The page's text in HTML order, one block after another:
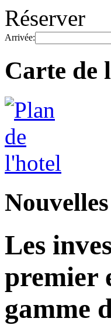
Réserver
Arrivée:
Carte de
Nouvelles
Les
premier
gamme